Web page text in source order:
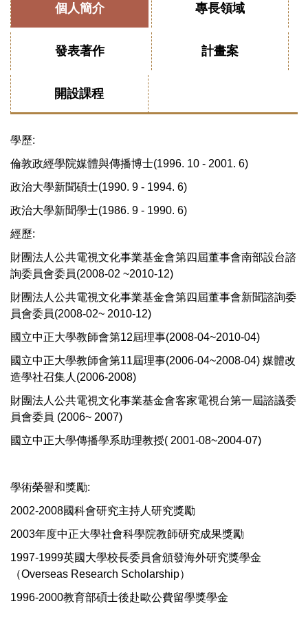
個人簡介 專長領域
發表著作 計畫案
開設課程
學歷:
倫敦政經學院媒體與傳播博士(1996. 10 - 2001. 6)
政治大學新聞碩士(1990. 9 - 1994. 6)
政治大學新聞學士(1986. 9 - 1990. 6)
經歷:
財團法人公共電視文化事業基金會第四屆董事會南部設台諮
詢委員會委員(2008-02 ~2010-12)
財團法人公共電視文化事業基金會第四屆董事會新聞諮詢委
員會委員(2008-02~ 2010-12)
國立中正大學教師會第12屆理事(2008-04~2010-04)
國立中正大學教師會第11屆理事(2006-04~2008-04) 媒體改
造學社召集人(2006-2008)
財團法人公共電視文化事業基金會客家電視台第一屆諮議委
員會委員 (2006~ 2007)
國立中正大學傳播學系助理教授( 2001-08~2004-07)
學術榮譽和獎勵:
2002-2008國科會研究主持人研究獎勵
2003年度中正大學社會科學院教師研究成果獎勵
1997-1999英國大學校長委員會頒發海外研究獎學金
（Overseas Research Scholarship）
1996-2000教育部碩士後赴歐公費留學獎學金